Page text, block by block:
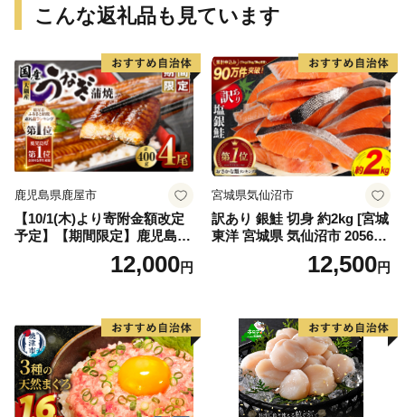
こんな返礼品も見ています
鹿児島県鹿屋市
【10/1(木)より寄附金額改定
予定】【期間限定】鹿児島県
大隅産うなぎ蒲焼4尾（400
g） KN007-02312,000円
宮城県気仙沼市
訳あり 銀鮭 切身 約2kg [宮城
東洋 宮城県 気仙沼市 205649
91] 鮭 魚介類 海鮮 訳アリ 規
格外 不揃い さけ サケ 鮭切身
切り身 魚 わけあり
12,500円